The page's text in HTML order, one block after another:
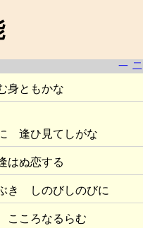
一 二
ともかな
逢ひ見てしがな
ぬ恋する
き しのびしのびに
ころなるらむ